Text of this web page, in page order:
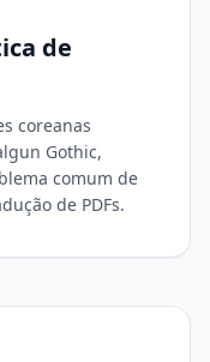
de
coreanas
Gothic,
comum de
de PDFs.